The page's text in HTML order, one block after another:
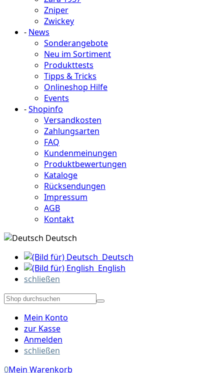
Zniper
Zwickey
- News
Sonderangebote
Neu im Sortiment
Produkttests
Tipps & Tricks
Onlineshop Hilfe
Events
-Shopinfo
Versandkosten
Zahlungsarten
FAQ
Kundenmeinungen
Produktbewertungen
Kataloge
Rücksendungen
Impressum
AGB
Kontakt
Deutsch
Deutsch
English
schließen
Mein Konto
zur Kasse
Anmelden
schließen
0Mein Warenkorb